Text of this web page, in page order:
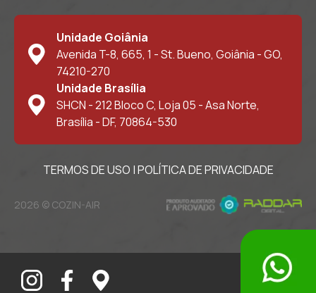
Unidade Goiânia
Avenida T-8, 665, 1 - St. Bueno, Goiânia - GO,
74210-270
Unidade Brasília
SHCN - 212 Bloco C, Loja 05 - Asa Norte,
Brasília - DF, 70864-530
TERMOS DE USO |POLÍTICA DE PRIVACIDADE
2026 © COZIN-AIR